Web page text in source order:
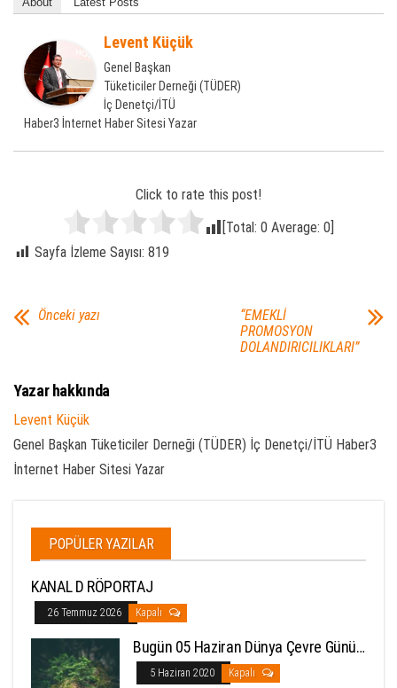
Levent Küçük
Genel Başkan
Tüketiciler Derneği (TÜDER)
İç Denetçi/İTÜ
Haber3 İnternet Haber Sitesi Yazar
Click to rate this post!
[Total: 0 Average: 0]
Sayfa İzleme Sayısı: 819
Önceki yazı
“EMEKLİ
PROMOSYON
DOLANDIRICILIKLARI”
Yazar hakkında
Levent Küçük
Genel Başkan Tüketiciler Derneği (TÜDER) İç Denetçi/İTÜ Haber3
İnternet Haber Sitesi Yazar
POPÜLER YAZILAR
KANAL D RÖPORTAJ
26 Temmuz 2026 Kapalı
Bugün 05 Haziran Dünya Çevre Günü…
5 Haziran 2020 Kapalı